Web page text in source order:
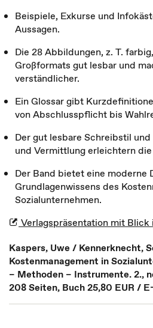
Beispiele, Exkurse und
Aussagen.
Die 28 Abbildungen, z. T.
Großformats gut lesbar und
verständlicher.
Ein Glossar gibt
von Abschlusspflicht bis
Der gut lesbare Schreibstil
und Vermittlung erleichtern
Der Band bietet eine moderne
Grundlagenwissens des
Sozialunternehmen.
Verlagspräsentation mit Blick
Kaspers, Uwe / Kennerknecht,
Kostenmanagement in
– Methoden – Instrumente. 2.,
208 Seiten, Buch 25,80 EUR /